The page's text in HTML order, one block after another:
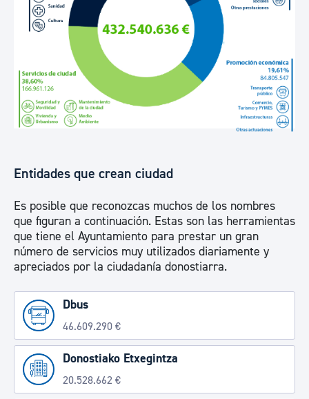
Entidades que crean ciudad
Es posible que reconozcas muchos de los nombres
que figuran a continuación. Estas son las herramientas
que tiene el Ayuntamiento para prestar un gran
número de servicios muy utilizados diariamente y
apreciados por la ciudadanía donostiarra.
Dbus
46.609.290 €
Donostiako Etxegintza
20.528.662 €